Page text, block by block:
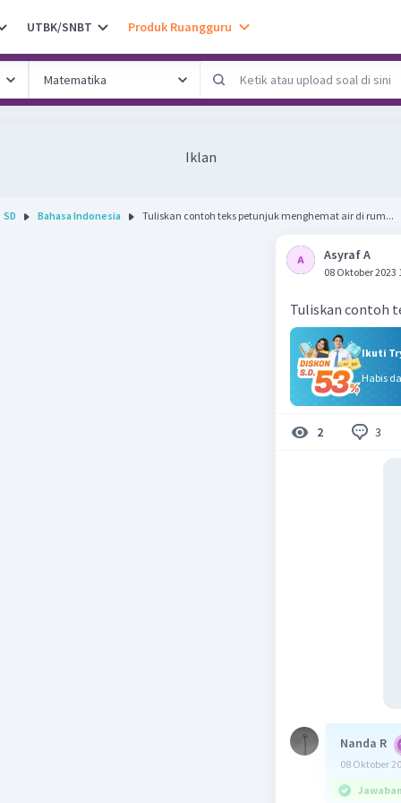
UTBK/SNBT Produk Ruangguru
Iklan
SD Bahasa Indonesia Tuliskan contoh teks petunjuk menghemat air di rum...
Asyraf A
08 Oktober 2023
Tuliskan contoh
Ikuti
Habis
2 3
Nanda R
08 Oktober